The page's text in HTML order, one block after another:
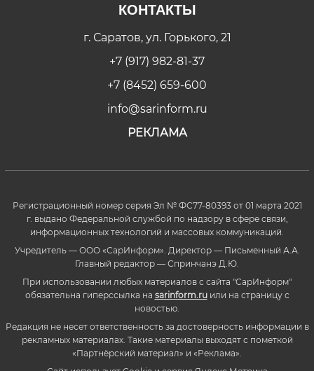
КОНТАКТЫ
г. Саратов, ул. Горького, 21
+7 (917) 982-81-37
+7 (8452) 659-600
info@sarinform.ru
РЕКЛАМА
Регистрационный номер серия Эл № ФС77-80393 от 01 марта 2021
г. выдано Федеральной службой по надзору в сфере связи,
информационных технологий и массовых коммуникаций.
Учредитель — ООО «СарИнформ». Директор — Письменный А.А.
Главный редактор — Спринчанэ Д.Ю.
При использовании любых материалов с сайта "СарИнформ"
обязательна гиперссылка на sarinform.ruили на страницу с
новостью.
Редакция не несет ответственность за достоверность информации в
рекламных материалах. Такие материалы выходят с пометкой
«Партнёрский материал» и «Реклама».